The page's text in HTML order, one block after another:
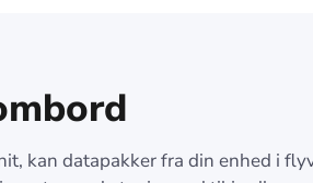
kan datapakker fra din enhed i